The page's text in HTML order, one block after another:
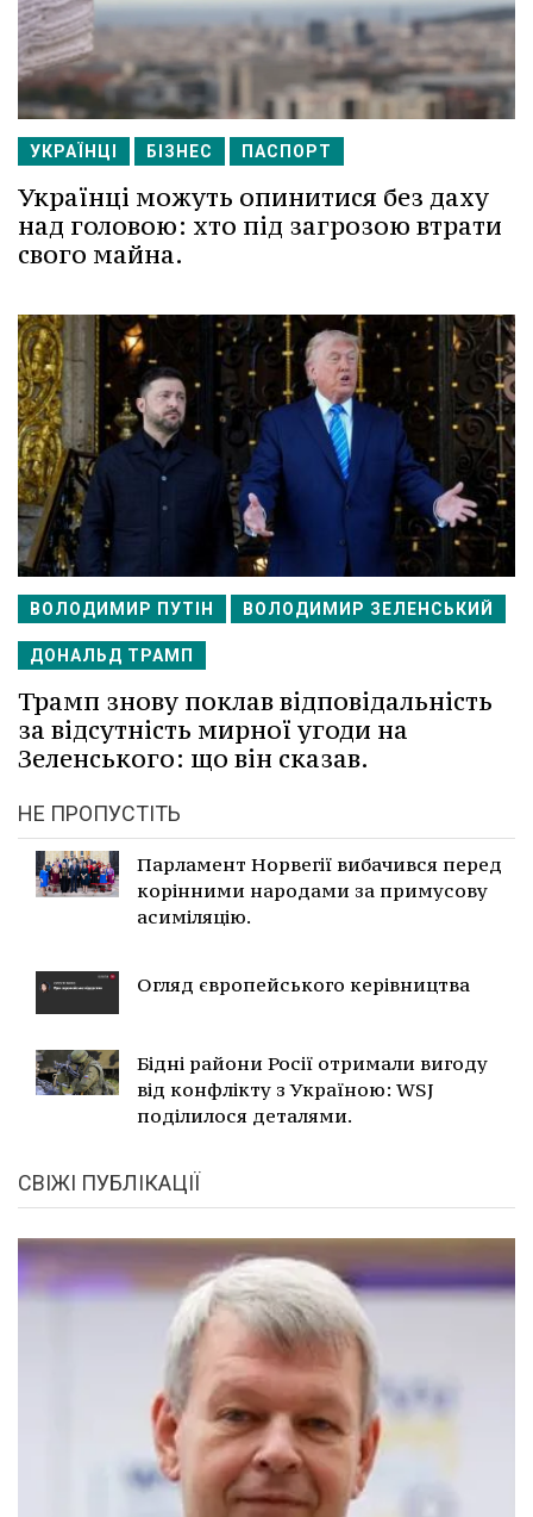
УКРАЇНЦІ БІЗНЕС ПАСПОРТ
Українці можуть опинитися без даху
над головою: хто під загрозою втрати
свого майна.
ВОЛОДИМИР ПУТІН ВОЛОДИМИР ЗЕЛЕНСЬКИЙ
ДОНАЛЬД ТРАМП
Трамп знову поклав відповідальність
за відсутність мирної угоди на
Зеленського: що він сказав.
НЕ ПРОПУСТІТЬ
Парламент Норвегії вибачився перед
корінними народами за примусову
асиміляцію.
Огляд європейського керівництва
Бідні райони Росії отримали вигоду
від конфлікту з Україною: WSJ
поділилося деталями.
СВІЖІ ПУБЛІКАЦІЇ